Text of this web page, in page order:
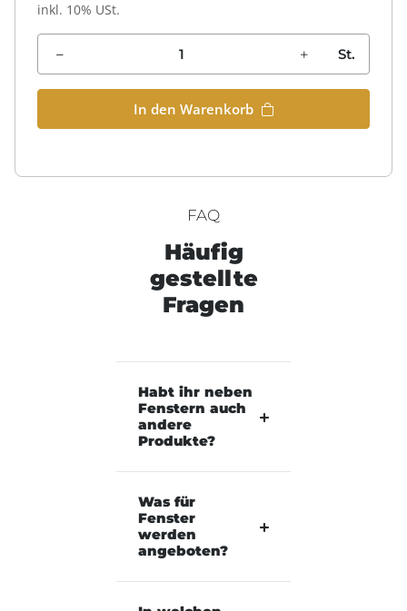
inkl. 10% USt.
St.
In den Warenkorb
FAQ
Häufig
gestellte
Fragen
Habt ihr neben
Fenstern auch
andere
Produkte?
Was für
Fenster
werden
angeboten?